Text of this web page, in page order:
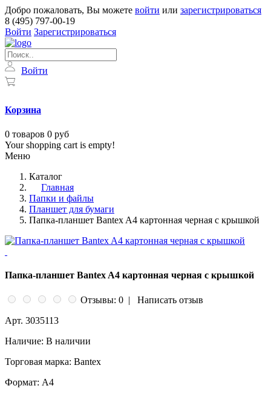
Добро пожаловать, Вы можете войти или зарегистрироваться
8 (495) 797-00-19
Войти Зарегистрироваться
Войти
Корзина
0 товаров 0 руб
Your shopping cart is empty!
Меню
Каталог
Главная
Папки и файлы
Планшет для бумаги
Папка-планшет Bantex A4 картонная черная с крышкой
Папка-планшет Bantex A4 картонная черная с крышкой
Отзывы: 0 |
Написать отзыв
Арт. 3035113
Наличие: В наличии
Торговая марка: Bantex
Формат: A4